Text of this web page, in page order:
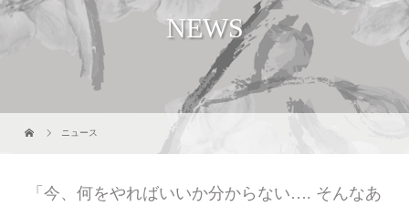
NEWS
ニュース
「今、何をやればいいか分からない…. そんなあ